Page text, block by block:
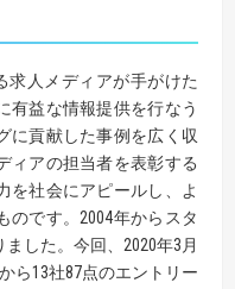
人メディアが手がけた
有益な情報提供を行なう
に貢献した事例を広く収
ィアの担当者を表彰する
を社会にアピールし、よ
のです。2004年からスタ
した。今回、2020年3月
ら13社87点のエントリー